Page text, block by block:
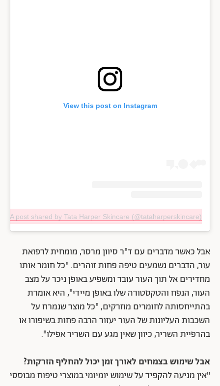
View this post on Instagram
A post shared by Tata Harper Skincare (@tataharperskincare)
אבל כאשר מדברים עם ד"ר סיוון מרסר, מומחית לרפואת
עור, הדברים נשמעים טיפה פחות זוהרים. "כל חומר אותו
מחדירים אל תוך העור עובד ומשפיע באופן ניכר על מצב
העור, הנפח והטקסטורה שלו באופן מיידי", היא אומרת
בהתייחסותה לחומרים מוזרקים, "כל מוצר שנמרח על
השכבות העליונות של העור יעזור הרבה פחות בשיפורו או
בהרפיית השריר, כיוון שאין מגע עם השריר אפילו".
אבל שימוש בצמחים לאורך זמן יכול להחליף הזרקות?
"אין מניעה להקפיד על שימוש יומיומי במוצרי טיפוח מבוססי